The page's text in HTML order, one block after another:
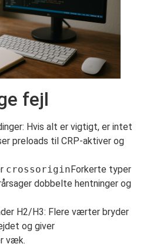
fejl
Hvis alt er vigtigt, er intet
preloads til CRP-aktiver og
crossorigin Forkerte typer
dobbelte hentninger og
H2/H3: Flere værter bryder
og giver
væk.